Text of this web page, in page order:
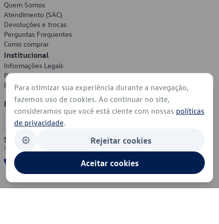
Quem Somos
Atendimento (SAC)
Devoluções e trocas
Perguntas Frequentes
Como comprar
Institucional
Informações Legais
Política de Privacidade
Política de Cookies
Formas de Pagamento
Segurança
Para otimizar sua experiência durante a navegação,
fazemos uso de cookies. Ao continuar no site,
consideramos que você está ciente com nossas políticas
de privacidade.
Rejeitar cookies
Aceitar cookies